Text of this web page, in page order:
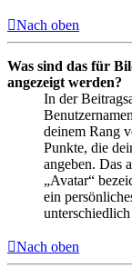
Nach oben
Was sind das für
angezeigt werden?
In der
deinem Rang
Punkte, die
angeben. Das
„Avatar“
ein
Nach oben